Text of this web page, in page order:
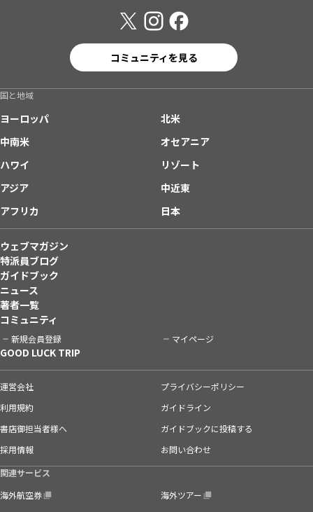
コミュニティを見る
国と地域
ヨーロッパ
北米
中南米
オセアニア
ハワイ
リゾート
アジア
中近東
アフリカ
日本
ウェブマガジン
特派員ブログ
ガイドブック
ニュース
著者一覧
コミュニティ
新規会員登録 マイページ
GOOD LUCK TRIP
運営会社
プライバシーポリシー
利用規約
ガイドライン
書店御担当者様へ
ガイドブックに投稿する
採用情報
お問い合わせ
関連サービス
海外航空券
海外ツアー